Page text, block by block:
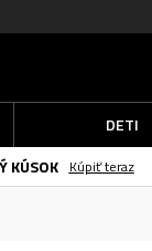
DETI
KÚSOK
Kúpiť teraz